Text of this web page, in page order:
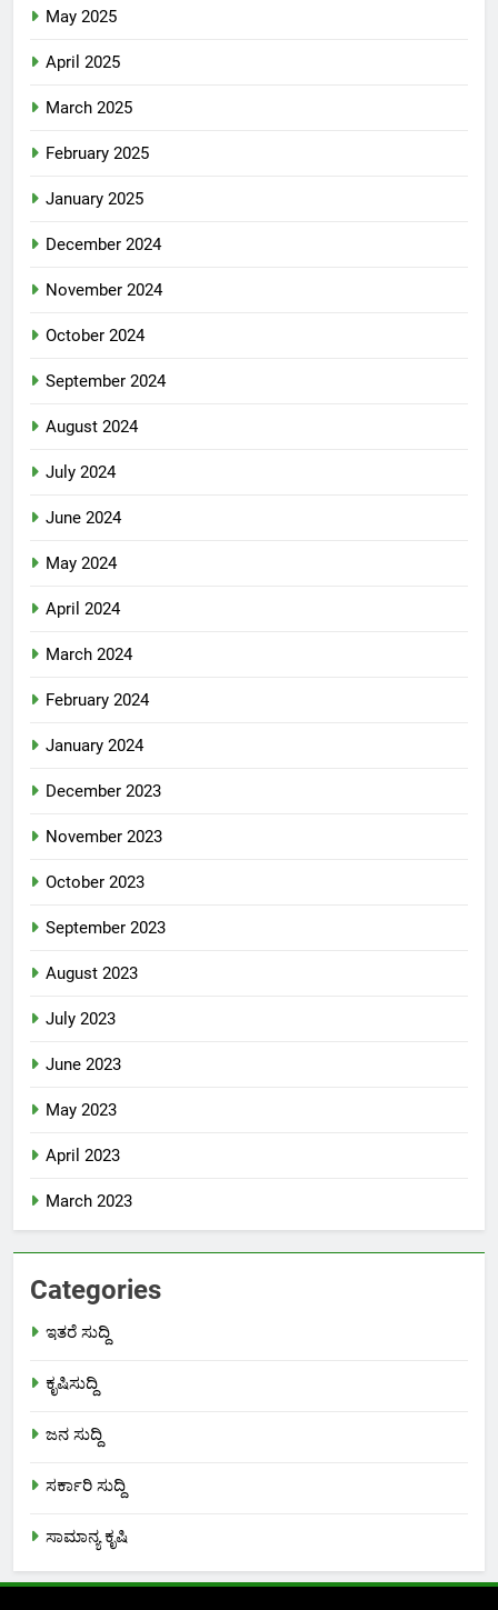
May 2025
April 2025
March 2025
February 2025
January 2025
December 2024
November 2024
October 2024
September 2024
August 2024
July 2024
June 2024
May 2024
April 2024
March 2024
February 2024
January 2024
December 2023
November 2023
October 2023
September 2023
August 2023
July 2023
June 2023
May 2023
April 2023
March 2023
Categories
ಇತರೆ ಸುದ್ದಿ
ಕೃಷಿಸುದ್ದಿ
ಜನ ಸುದ್ದಿ
ಸರ್ಕಾರಿ ಸುದ್ದಿ
ಸಾಮಾನ್ಯ ಕೃಷಿ